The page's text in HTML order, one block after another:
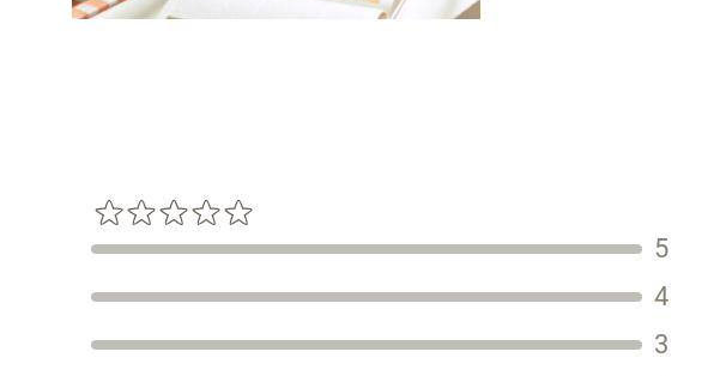
5
4
3